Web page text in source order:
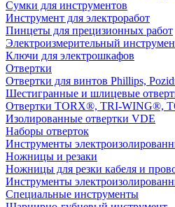
Сумки для инструментов
Инструмент для электроработ
Пинцеты для прецизионных работ
Электроизмерительный
Ключи для электрошкафов
Отвертки
Отвертки для винтов Phillips,
Шестигранные и шлицевые
Отвертки TORX®, TRI-WING®,
Изолированные отвертки VDE
Наборы отверток
Инструменты
Ножницы и резаки
Ножницы для резки кабеля и
Инструменты
Специальные инструменты